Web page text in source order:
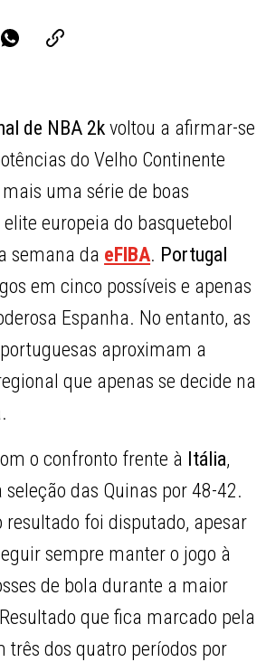
de NBA 2k voltou a afirmar-se
do Velho Continente
uma série de boas
europeia do basquetebol
semana da eFIBA. Portugal
em cinco possíveis e apenas
Espanha. No entanto, as
aproximam a
que apenas se decide na
o confronto frente à Itália,
das Quinas por 48-42.
resultado foi disputado, apesar
sempre manter o jogo à
de bola durante a maior
que fica marcado pela
três dos quatro períodos por